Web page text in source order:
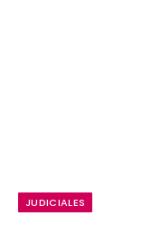
JUDICIALES